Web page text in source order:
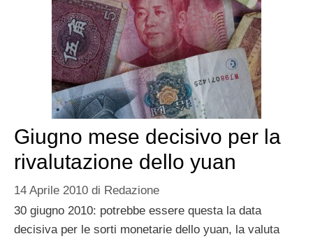
Giugno mese decisivo per la
rivalutazione dello yuan
14 Aprile 2010 di Redazione
30 giugno 2010: potrebbe essere questa la data
decisiva per le sorti monetarie dello yuan, la valuta